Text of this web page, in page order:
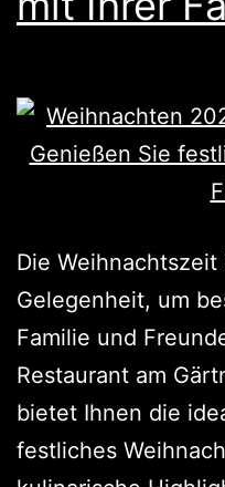
Die
Gelegenheit, um
Familie und
Restaurant am
bietet Ihnen die
festliches